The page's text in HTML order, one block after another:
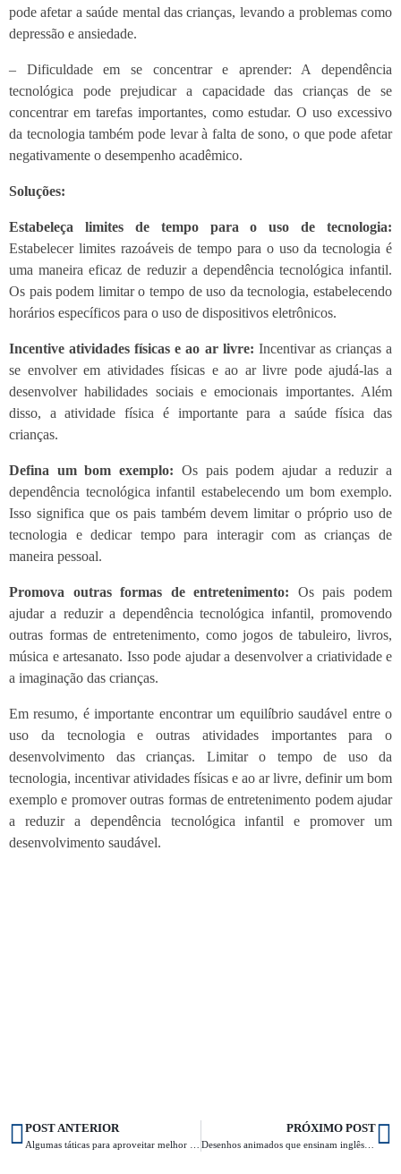
pode afetar a saúde mental das crianças, levando a problemas como
depressão e ansiedade.
– Dificuldade em se concentrar e aprender: A dependência
tecnológica pode prejudicar a capacidade das crianças de se
concentrar em tarefas importantes, como estudar. O uso excessivo
da tecnologia também pode levar à falta de sono, o que pode afetar
negativamente o desempenho acadêmico.
Soluções:
Estabeleça limites de tempo para o uso de tecnologia:
Estabelecer limites razoáveis ​​de tempo para o uso da tecnologia é
uma maneira eficaz de reduzir a dependência tecnológica infantil.
Os pais podem limitar o tempo de uso da tecnologia, estabelecendo
horários específicos para o uso de dispositivos eletrônicos.
Incentive atividades físicas e ao ar livre: Incentivar as crianças a
se envolver em atividades físicas e ao ar livre pode ajudá-las a
desenvolver habilidades sociais e emocionais importantes. Além
disso, a atividade física é importante para a saúde física das
crianças.
Defina um bom exemplo: Os pais podem ajudar a reduzir a
dependência tecnológica infantil estabelecendo um bom exemplo.
Isso significa que os pais também devem limitar o próprio uso de
tecnologia e dedicar tempo para interagir com as crianças de
maneira pessoal.
Promova outras formas de entretenimento: Os pais podem
ajudar a reduzir a dependência tecnológica infantil, promovendo
outras formas de entretenimento, como jogos de tabuleiro, livros,
música e artesanato. Isso pode ajudar a desenvolver a criatividade e
a imaginação das crianças.
Em resumo, é importante encontrar um equilíbrio saudável entre o
uso da tecnologia e outras atividades importantes para o
desenvolvimento das crianças. Limitar o tempo de uso da
tecnologia, incentivar atividades físicas e ao ar livre, definir um bom
exemplo e promover outras formas de entretenimento podem ajudar
a reduzir a dependência tecnológica infantil e promover um
desenvolvimento saudável.
POST ANTERIOR PRÓXIMO POST
Desenhos animados que ensinam inglês para crianças